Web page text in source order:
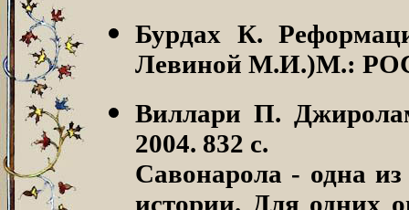
Бурдах К.
Левиной М.И.)М.:
Виллари П.
2004. 832 с.
Савонарола - одна
истории. Для одних